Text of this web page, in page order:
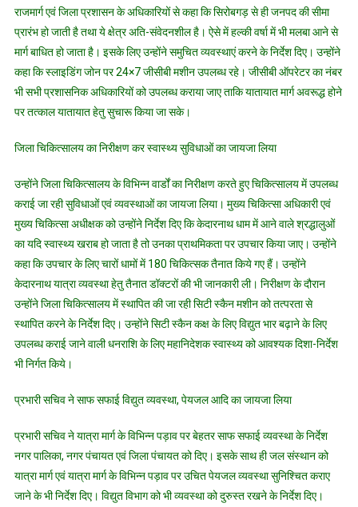
उपलब्ध
कराई
जा
का
राजमार्ग एवं जिला प्रशासन के अधिकारियों से कहा कि सिरोबगड़ से ही जनपद की सीमा
प्रारंभ हो जाती है तथा ये क्षेत्र अति-संवेदनशील है। ऐसे में हल्की वर्षा में भी मलबा आने से
मार्ग बाधित हो जाता है। इसके लिए उन्होंने समुचित व्यवस्थाएं करने के निर्देश दिए। उन्होंने
कहा कि स्लाइडिंग जोन पर 24×7 जीसीबी मशीन उपलब्ध रहे। जीसीबी ऑपरेटर का नंबर
भी सभी प्रशासनिक अधिकारियों को उपलब्ध कराया जाए ताकि यातायात मार्ग अवरूद्ध होने
पर तत्काल यातायात हेतु सुचारू किया जा सके।
जिला चिकित्सालय का निरीक्षण कर स्वास्थ्य सुविधाओं का जायजा लिया
उन्होंने जिला चिकित्सालय के विभिन्न वार्डों का निरीक्षण करते हुए चिकित्सालय में उपलब्ध
कराई जा रही सुविधाओं एवं व्यवस्थाओं का जायजा लिया। मुख्य चिकित्सा अधिकारी एवं
मुख्य चिकित्सा अधीक्षक को उन्होंने निर्देश दिए कि केदारनाथ धाम में आने वाले श्रद्धालुओं
का यदि स्वास्थ्य खराब हो जाता है तो उनका प्राथमिकता पर उपचार किया जाए। उन्होंने
कहा कि उपचार के लिए चारों धामों में 180 चिकित्सक तैनात किये गए हैं। उन्होंने
केदारनाथ यात्रा व्यवस्था हेतु तैनात डॉक्टरों की भी जानकारी ली। निरीक्षण के दौरान
उन्होंने जिला चिकित्सालय में स्थापित की जा रही सिटी स्कैन मशीन को तत्परता से
स्थापित करने के निर्देश दिए। उन्होंने सिटी स्कैन कक्ष के लिए विद्युत भार बढ़ाने के लिए
उपलब्ध कराई जाने वाली धनराशि के लिए महानिदेशक स्वास्थ्य को आवश्यक दिशा-निर्देश
भी निर्गत किये।
प्रभारी सचिव ने साफ सफाई विद्युत व्यवस्था, पेयजल आदि का जायजा लिया
प्रभारी सचिव ने यात्रा मार्ग के विभिन्न पड़ाव पर बेहतर साफ सफाई व्यवस्था के निर्देश
नगर पालिका, नगर पंचायत एवं जिला पंचायत को दिए। इसके साथ ही जल संस्थान को
यात्रा मार्ग एवं यात्रा मार्ग के विभिन्न पड़ाव पर उचित पेयजल व्यवस्था सुनिश्चित कराए
जाने के भी निर्देश दिए। विद्युत विभाग को भी व्यवस्था को दुरुस्त रखने के निर्देश दिए।